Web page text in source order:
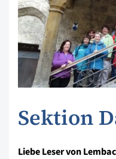
Sektion
Liebe Leser von